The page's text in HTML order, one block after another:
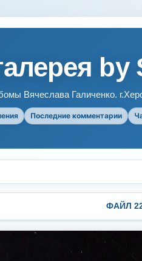
by
Вячеслава Галиченко.
Последние комментарии
ФАЙЛ